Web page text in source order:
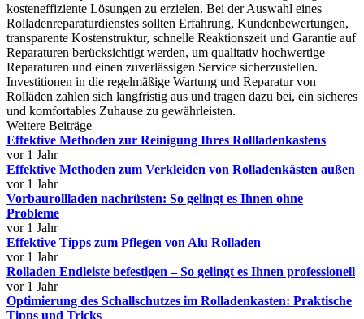
kosteneffiziente Lösungen zu erzielen. Bei der Auswahl eines
Rolladenreparaturdienstes sollten Erfahrung, Kundenbewertungen,
transparente Kostenstruktur, schnelle Reaktionszeit und Garantie auf
Reparaturen berücksichtigt werden, um qualitativ hochwertige
Reparaturen und einen zuverlässigen Service sicherzustellen.
Investitionen in die regelmäßige Wartung und Reparatur von
Rolläden zahlen sich langfristig aus und tragen dazu bei, ein sicheres
und komfortables Zuhause zu gewährleisten.
Weitere Beiträge
Effektive Methoden zur Reinigung Ihres Rollladenkastens
vor 1 Jahr
Effektive Methoden zum Verkleiden von Rolladenkästen außen
vor 1 Jahr
Vorbaurollladen nachrüsten: So gelingt es Ihnen ohne
Probleme
vor 1 Jahr
Effektive Tipps zum Pflegen von Alu Rolladen
vor 1 Jahr
Rolladen Endleiste befestigen – So gelingt es Ihnen professionell
vor 1 Jahr
Optimierung des Schallschutzes im Rolladenkasten: Praktische
Tipps und Tricks